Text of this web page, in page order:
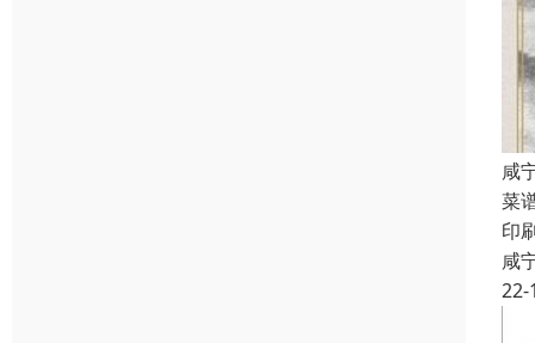
咸
菜
印
咸
22-